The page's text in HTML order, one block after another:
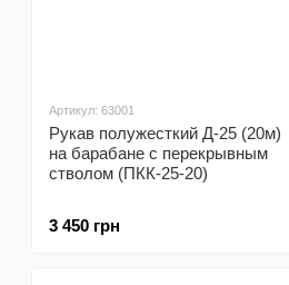
Артикул: 63001
Рукав полужесткий Д-25 (20м)
на барабане с перекрывным
стволом (ПКК-25-20)
3 450 грн